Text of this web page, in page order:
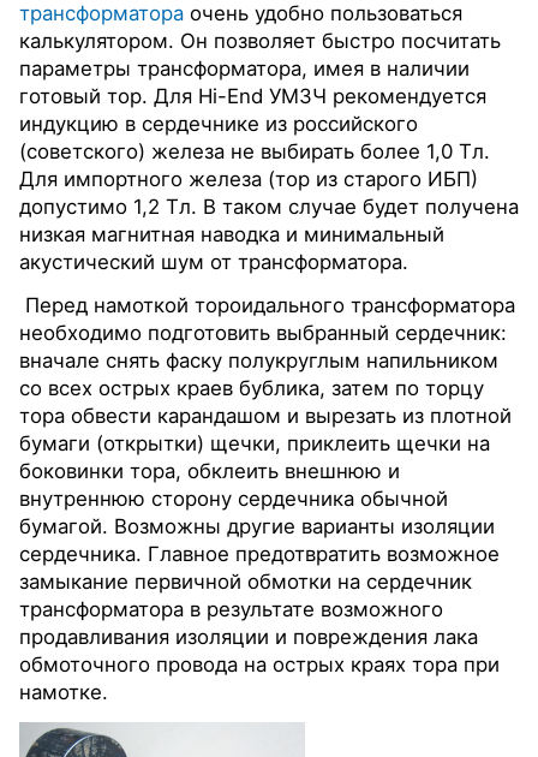
трансформатора очень удобно пользоваться
калькулятором. Он позволяет быстро посчитать
параметры трансформатора, имея в наличии
готовый тор. Для Hi-End УМЗЧ рекомендуется
индукцию в сердечнике из российского
(советского) железа не выбирать более 1,0 Тл.
Для импортного железа (тор из старого ИБП)
допустимо 1,2 Тл. В таком случае будет получена
низкая магнитная наводка и минимальный
акустический шум от трансформатора.
Перед намоткой тороидального трансформатора
необходимо подготовить выбранный сердечник:
вначале снять фаску полукруглым напильником
со всех острых краев бублика, затем по торцу
тора обвести карандашом и вырезать из плотной
бумаги (открытки) щечки, приклеить щечки на
боковинки тора, обклеить внешнюю и
внутреннюю сторону сердечника обычной
бумагой. Возможны другие варианты изоляции
сердечника. Главное предотвратить возможное
замыкание первичной обмотки на сердечник
трансформатора в результате возможного
продавливания изоляции и повреждения лака
обмоточного провода на острых краях тора при
намотке.